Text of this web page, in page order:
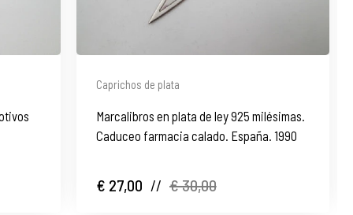
Caprichos de plata
Marcalibros en plata de ley 925 milésimas.
Caduceo farmacia calado. España. 1990
€ 27,00 // € 30,00